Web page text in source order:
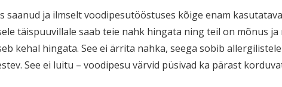
saanud ja ilmselt voodi­pe­su­töös­tuses kõige enam
täispuu­villale saab teie nahk hingata ning teil on mõnus ja
kehal hingata. See ei ärrita nahka, seega sobib
See ei luitu – voodipesu värvid püsivad ka pärast